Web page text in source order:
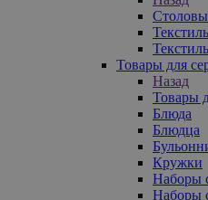
Товары для
Назад
Товары
Блюда
Блюдца
Кружки
Наборы
Наборы